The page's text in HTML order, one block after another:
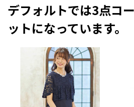
デフォルトでは3点コ
ットになっています。